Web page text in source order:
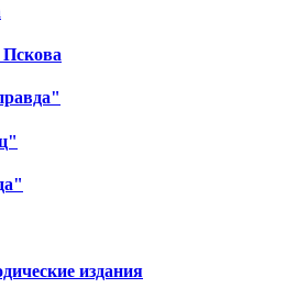
Пскова
издания